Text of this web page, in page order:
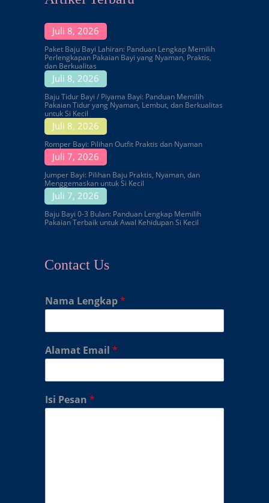
Juli 8, 2026
Paket Baju Bayi Lahiran: Panduan Lengkap Memilih
Perlengkapan Pakaian Bayi yang Nyaman, Praktis,
dan Berkualitas
Juli 8, 2026
Baju Tidur Bayi / Piyama Bayi: Panduan Memilih
Pakaian Tidur yang Nyaman, Lembut, dan Berkualitas
untuk Si Kecil
Juli 8, 2026
Romper Bayi: Pilihan Outfit Praktis dan Nyaman
Juli 7, 2026
Jumper Bayi: Pilihan Baju Praktis, Nyaman, dan
Menggemaskan untuk Si Kecil
Juli 7, 2026
Baju Bayi 0-3 Bulan: Panduan Lengkap Memilih
Pakaian Terbaik untuk Awal Kehidupan Si Kecil
Contact Us
Nama Lengkap*
Alamat Email *
Isi Pesan *